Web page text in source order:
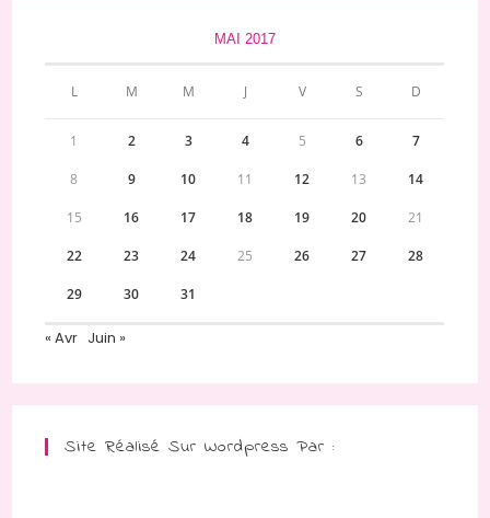
MAI 2017
L M M J V S D
1 2 3 4 5 6 7
8 9 10 11 12 13 14
15 16 17 18 19 20 21
22 23 24 25 26 27 28
29 30 31
« Avr Juin »
Site Réalisé Sur Wordpress Par :